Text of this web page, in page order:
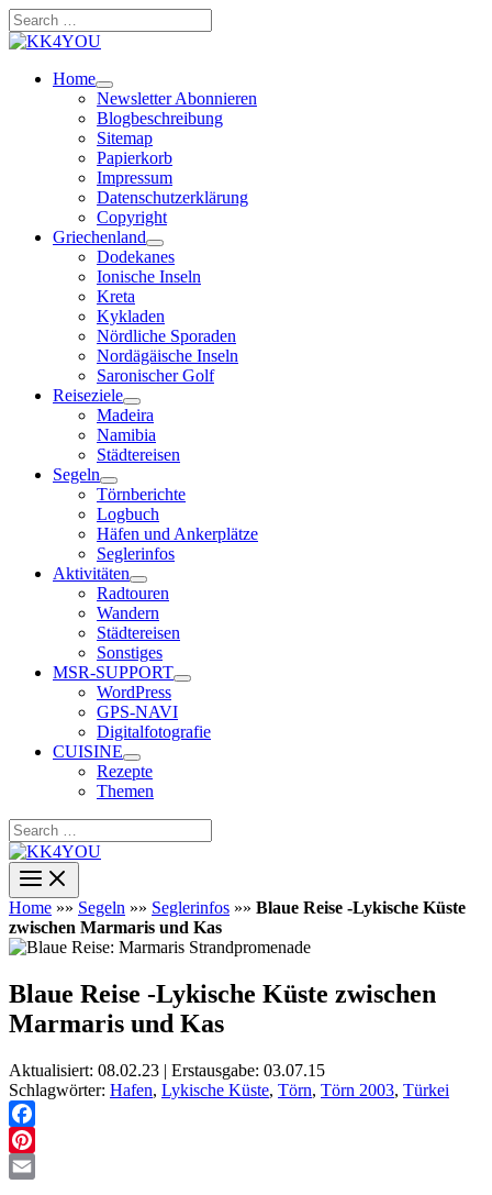
Zum
Inhalt
Search
…
Home
Newsletter Abonnieren
Blogbeschreibung
Sitemap
Papierkorb
Impressum
Datenschutzerklärung
Copyright
Griechenland
Dodekanes
Ionische Inseln
Kreta
Kykladen
Nördliche Sporaden
Nordägäische Inseln
Saronischer Golf
Reiseziele
Madeira
Namibia
Städtereisen
Segeln
Törnberichte
Logbuch
Häfen und Ankerplätze
Seglerinfos
Aktivitäten
Radtouren
Wandern
Städtereisen
Sonstiges
MSR-SUPPORT
WordPress
GPS-NAVI
Digitalfotografie
CUISINE
Rezepte
Themen
Search
…
Home »» Segeln »» Seglerinfos »» Blaue Reise -Lykische Küste
zwischen Marmaris und Kas
Blaue Reise -Lykische Küste zwischen
Marmaris und Kas
Aktualisiert: 08.02.23 | Erstausgabe: 03.07.15
Schlagwörter: Hafen, Lykische Küste, Törn, Törn 2003, Türkei
Facebook
Pinterest